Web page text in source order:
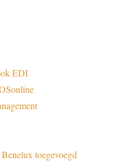
EDI
toegevoegd